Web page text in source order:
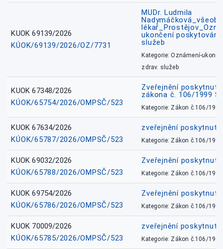
KUOK 69139/2026
KÚOK/69139/2026/OZ/7731
MUDr. Ludmila
ukončení
služeb
Kategorie: Oznámení-
zdrav. služeb
KUOK 67348/2026
KÚOK/65754/2026/OMPSČ/523
Zveřejnění
zákona č. 106/1999
Kategorie: Zákon č.106/1999
KUOK 67634/2026
KÚOK/65787/2026/OMPSČ/523
zveřejnění
Kategorie: Zákon č.106/1999
KUOK 69032/2026
KÚOK/65788/2026/OMPSČ/523
Zveřejnění
Kategorie: Zákon č.106/1999
KUOK 69754/2026
KÚOK/65786/2026/OMPSČ/523
Zveřejnění
Kategorie: Zákon č.106/1999
KUOK 70009/2026
KÚOK/65785/2026/OMPSČ/523
zveřejnění
Kategorie: Zákon č.106/1999